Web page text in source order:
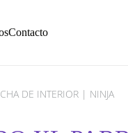
Contacto
DE INTERIOR | NINJA